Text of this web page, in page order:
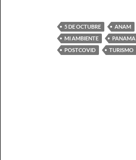
5 DE OCTUBRE ANAM
MI AMBIENTE
PANAMA
POSTCOVID
TURISMO